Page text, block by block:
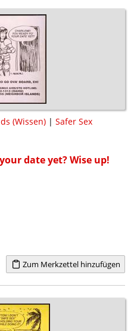
(Wissen) | Safer Sex
date yet? Wise up!
Zum Merkzettel hinzufügen